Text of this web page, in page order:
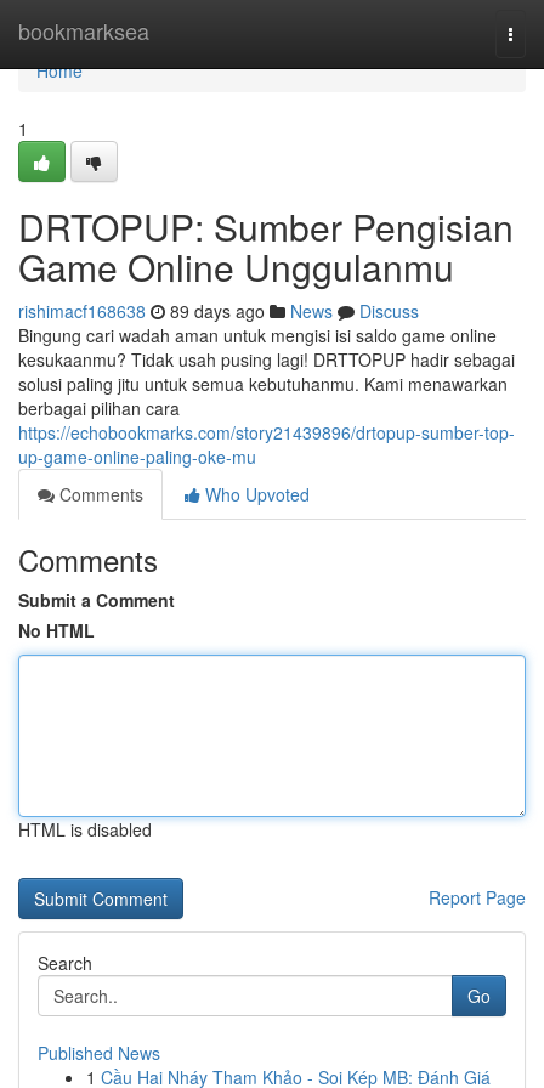
bookmarksea
Home
Home
1
DRTOPUP: Sumber Pengisian
Game Online Unggulanmu
rishimacf168638 89 days ago News
Discuss
Bingung cari wadah aman untuk mengisi isi saldo game online
kesukaanmu? Tidak usah pusing lagi! DRTTOPUP hadir sebagai
solusi paling jitu untuk semua kebutuhanmu. Kami menawarkan
berbagai pilihan cara
https://echobookmarks.com/story21439896/drtopup-sumber-top-
up-game-online-paling-oke-mu
Comments
Who Upvoted
Comments
Submit a Comment
No HTML
HTML is disabled
Report Page
Search
Go
Published News
1 Cầu Hai Nháy Tham Khảo - Soi Kép MB: Đánh Giá